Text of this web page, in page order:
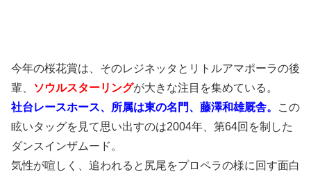
今年の桜花賞は、そのレジネッタとリトルアマポーラの後
輩、
ソウルスターリングが大きな注目を集めている。
社台レースホース、所属は東の名門、藤澤和雄厩舎。
この
眩いタッグを見て思い出すのは2004年、第64回を制した
ダンスインザムード。
気性が喧しく、追われると尻尾をプロペラの様に回す面白